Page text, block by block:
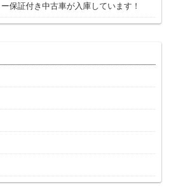
保証付き中古車が入庫しています！